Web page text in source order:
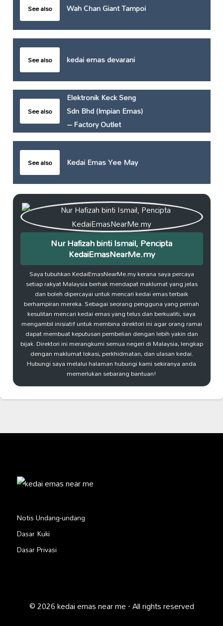
See also Wah Chan Giant Tampoi
See also kedai emas devarani
See also
Elektronik Keck Seng
Sdn Bhd (Impian Emas)
– Factory Outlet
See also Kedai Emas Yee May
Nur Hafizah binti Ismail, Pencipta
KedaiEmasNearMe.my
Saya tubuhkan KedaiEmasNearMe.my kerana saya percaya
setiap rakyat Malaysia berhak mendapat maklumat yang jelas
dan boleh dipercayai untuk mencari kedai emas terbaik
berhampiran mereka. Sebagai seorang pengguna yang pernah
kesulitan mencari kedai emas yang telus dan berkualiti, saya
mengambil inisiatif untuk membina direktori ini agar orang ramai
dapat membuat keputusan pembelian dengan lebih yakin dan
bijak. Direktori ini merangkumi semua negeri di Malaysia, lengkap
dengan maklumat lokasi, perkhidmatan, dan ulasan kedai.
Hubungi saya melalui halaman hubungi kami sekiranya anda
memerlukan sebarang bantuan!
Notis Undang-undang
Dasar Kuki
Dasar Privasi
© 2026 kedai emas near me · All rights reserved